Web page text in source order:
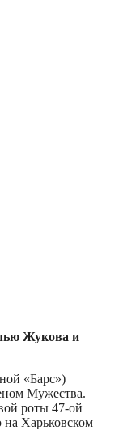
Жукова и
«Барс»)
Мужества.
роты 47-ой
Харьковском